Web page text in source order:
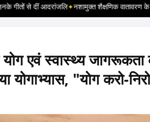
से दीं आदरांजलि✦नशामुक्त शैक्षणिक वातावरण के
एवं स्वास्थ्य जागरूकता
योगाभ्यास, "योग करो-